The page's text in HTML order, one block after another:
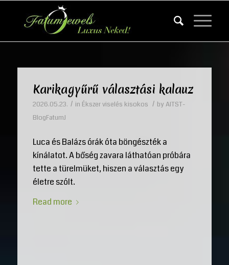
Karikagyűrű választási kalauz
2026.05.23. / in Ékszer viselés kisokos / by AITST-
BlogFatumJ
Luca és Balázs órák óta böngészték a
kínálatot. A bőség zavara láthatóan próbára
tette a türelmüket, hiszen a választás egy
életre szólt.
Read more